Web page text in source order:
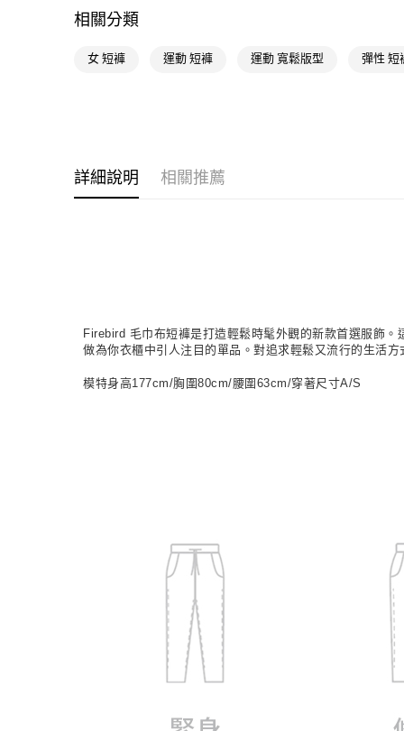
相關分類
女 短褲 運動 短褲 運動 寬鬆版型 彈性 短
詳細說明 相關推薦
Firebird 毛巾布短褲是打造輕鬆時髦外觀的新款首選服飾
做為你衣櫃中引人注目的單品。對追求輕鬆又流行的生活
模特身高177cm/胸圍80cm/腰圍63cm/穿著尺寸A/S